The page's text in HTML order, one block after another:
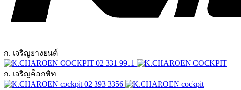
ก. เจริญยางยนต์
02 331 9911
ก. เจริญค็อกพิท
02 393 3356